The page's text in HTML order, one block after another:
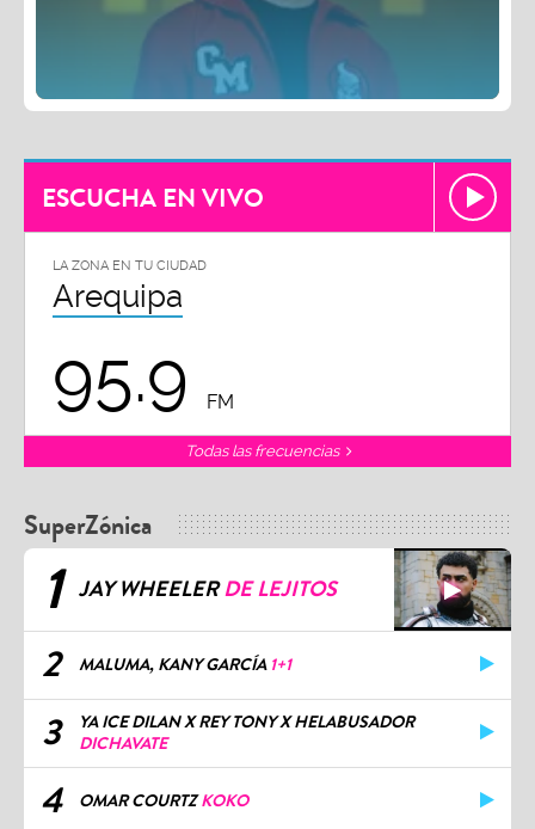
ESCUCHA EN VIVO
LA ZONA EN TU CIUDAD
Arequipa
95.9 FM
Todas las frecuencias
SuperZónica
1 JAY WHEELERDE LEJITOS
2 MALUMA, KANY GARCÍA 1+1
3
YA ICE DILAN X REY TONY X HELABUSADOR
DICHAVATE
4 OMAR COURTZKOKO